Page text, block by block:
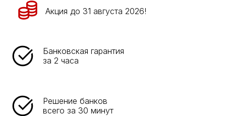
Акция до 31 августа 2026!
Банковская гарантия
за 2 часа
Решение банков
всего за 30 минут